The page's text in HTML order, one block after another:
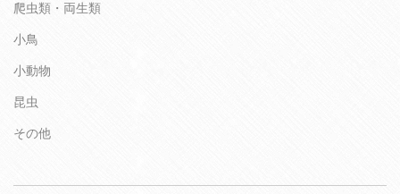
爬虫類・両生類
小鳥
小動物
昆虫
その他